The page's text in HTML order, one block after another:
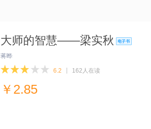
大师的智慧——梁实秋
蒋晔
6.2 162人在读
￥ 2.85